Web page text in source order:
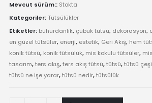
Mevcut sürüm:: Stokta
Kategoriler:Tütsülükler
Etiketler: buhurdanlık, çubuk tütsü, dekorasyon,
en güzel tütsüler, enerji, estetik, Geri Akış, hem
konik tütsü, konik tütsülük, mis kokulu tütsüler,
tasarım,ters akış,ters akış tütsü,tütsü,tütsü
tütsü ne işe yarar,tütsü nedir,tütsülük